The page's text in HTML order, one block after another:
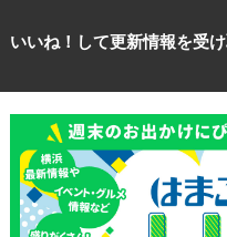
いいね！して更新情報を受け